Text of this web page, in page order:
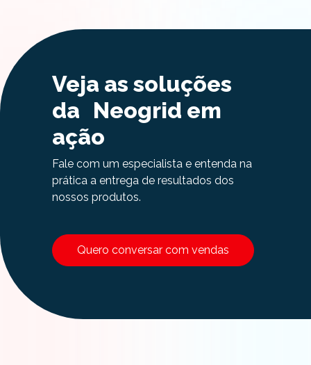
Veja as soluções
da Neogrid em
ação
Fale com um especialista e entenda na
prática a entrega de resultados dos
nossos produtos.
Quero conversar com vendas